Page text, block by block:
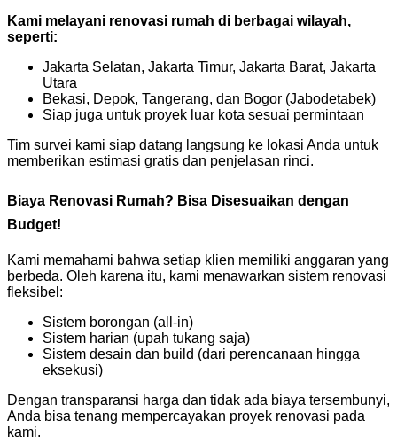
Kami melayani renovasi rumah di berbagai wilayah,
seperti:
Jakarta Selatan, Jakarta Timur, Jakarta Barat, Jakarta
Utara
Bekasi, Depok, Tangerang, dan Bogor (Jabodetabek)
Siap juga untuk proyek luar kota sesuai permintaan
Tim survei kami siap datang langsung ke lokasi Anda untuk
memberikan estimasi gratis dan penjelasan rinci.
Biaya Renovasi Rumah? Bisa Disesuaikan dengan
Budget!
Kami memahami bahwa setiap klien memiliki anggaran yang
berbeda. Oleh karena itu, kami menawarkan sistem renovasi
fleksibel:
Sistem borongan (all-in)
Sistem harian (upah tukang saja)
Sistem desain dan build (dari perencanaan hingga
eksekusi)
Dengan transparansi harga dan tidak ada biaya tersembunyi,
Anda bisa tenang mempercayakan proyek renovasi pada
kami.